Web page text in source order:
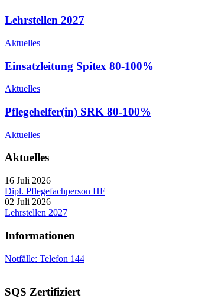
Lehrstellen 2027
Aktuelles
Einsatzleitung Spitex 80-100%
Aktuelles
Pflegehelfer(in) SRK 80-100%
Aktuelles
Aktuelles
16 Juli 2026
Dipl. Pflegefachperson HF
02 Juli 2026
Lehrstellen 2027
Informationen
Notfälle: Telefon 144
SQS Zertifiziert